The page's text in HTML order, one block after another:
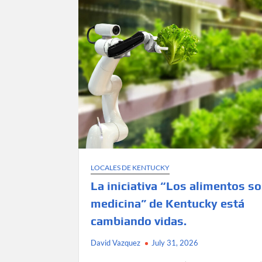
médicas
del
centro
médico
recibe
310.000
dólares
para
fortalecer
el
programa
paramédicos
comunitarios.
LOCALES DE KENTUCKY
La iniciativa “Los alimentos
medicina” de Kentucky está
cambiando vidas.
David Vazquez July 31, 2026